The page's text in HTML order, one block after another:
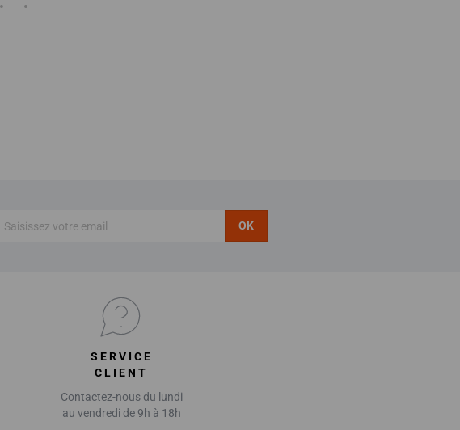
OK
SERVICE
CLIENT
Contactez-nous du lundi
au vendredi de 9h à 18h